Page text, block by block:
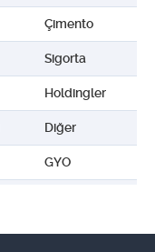
Çimento
Sigorta
Holdingler
Diğer
GYO
GYO